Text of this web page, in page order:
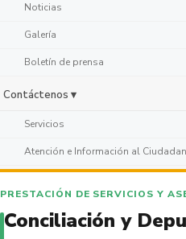
Noticias
Galería
Boletín de prensa
Contáctenos ▾
Servicios
Atención e Información al
PRESTACIÓN DE SERVICIOS Y
Conciliación y